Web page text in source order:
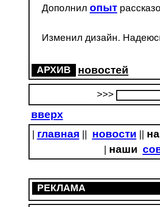
Дополнил опыт
Изменил дизайн.
АРХИВ новостей
>>>
вверх
главная новости
наши
РЕКЛАМА